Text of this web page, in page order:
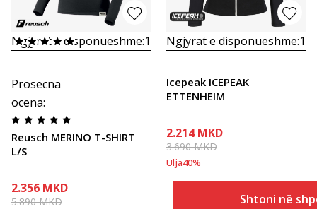
Ngjyrat e disponueshme:1
Prosecna
ocena:
Reusch MERINO T-SHIRT
L/S
2.356 MKD
5.890MKD
Ngjyrat e disponueshme:1
Icepeak ICEPEAK
ETTENHEIM
2.214 MKD
3.690MKD
Ulja40%
Shtoni në